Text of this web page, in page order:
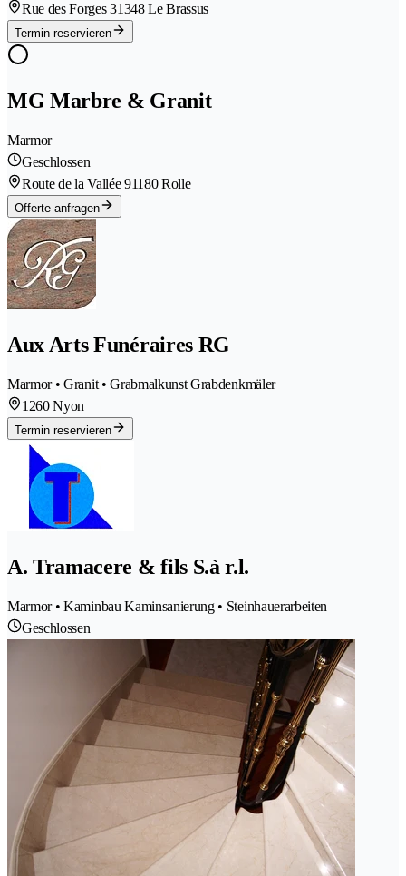
Rue des Forges 31348 Le Brassus
Termin reservieren
MG Marbre & Granit
Marmor
Geschlossen
Route de la Vallée 91180 Rolle
Offerte anfragen
Aux Arts Funéraires RG
Marmor • Granit • Grabmalkunst Grabdenkmäler
1260 Nyon
Termin reservieren
A. Tramacere & fils S.à r.l.
Marmor • Kaminbau Kaminsanierung • Steinhauerarbeiten
Geschlossen